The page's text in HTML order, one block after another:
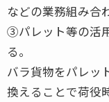
などの業務組み合
③パレット等の活
る。
バラ貨物をパレッ
換えることで荷役